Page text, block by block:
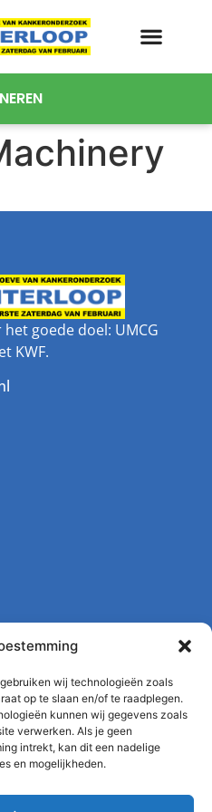
wij technologieën zoals
op te slaan en/of te raadplegen.
kunnen wij gegevens zoals
verwerken. Als je geen
intrekt, kan dit een nadelige
en mogelijkheden.
goede doel: UMCG
KWF.